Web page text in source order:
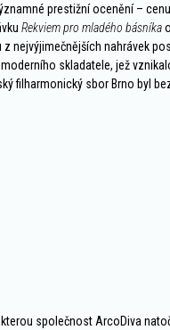
prestižní ocenění –
Rekviem pro mladého básníka
z nejvýjimečnějších nahrávek
skladatele, jež
filharmonický sbor Brno byl
kterou společnost ArcoDiva